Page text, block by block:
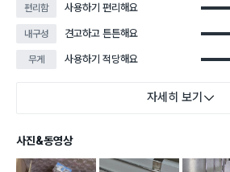
편리함 사용하기 편리해요
내구성 견고하고 튼튼해요
무게 사용하기 적당해요
자세히 보기
사진&동영상